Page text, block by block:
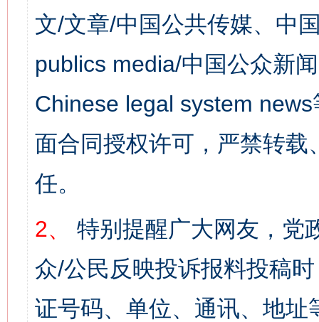
文/文章/中国公共传媒、中
publics media/中国公众新
Chinese legal system
面合同授权许可，严禁转
任。
2、
特别提醒广大网友，党
众/公民反映投诉报料投稿
证号码、单位、通讯、地